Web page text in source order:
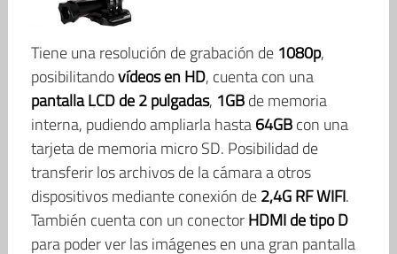
Tiene una resolución de grabación de 1080p,
posibilitandovídeos en HD, cuenta con una
pantalla LCD de 2 pulgadas, 1GBde memoria
interna, pudiendo ampliarla hasta64GBcon una
tarjeta de memoria micro SD. Posibilidad de
transferir los archivos de la cámara a otros
dispositivos mediante conexión de2,4G RF WIFI.
También cuenta con un conectorHDMI de tipo D
para poder ver las imágenes en una gran pantalla